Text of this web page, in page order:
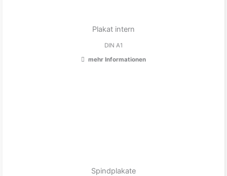
Plakat intern
DIN A1
mehr Informationen
Spindplakate